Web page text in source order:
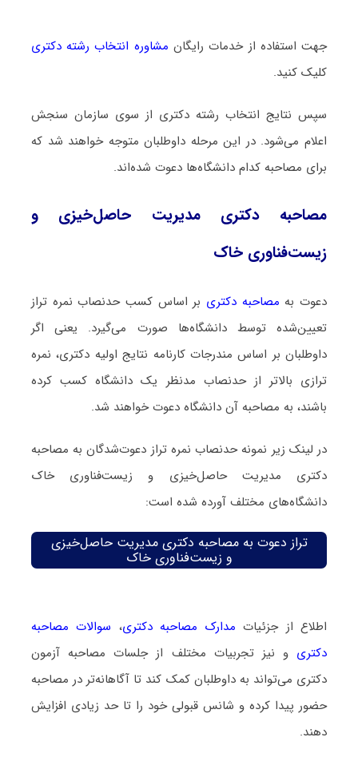
جهت استفاده از خدمات رایگان مشاوره انتخاب رشته دکتری
کلیک کنید.
سپس نتایج انتخاب رشته دکتری از سوی سازمان سنجش
اعلام می‌شود. در این مرحله داوطلبان متوجه خواهند شد که
برای مصاحبه کدام دانشگاه‌ها دعوت شده‌اند.
مصاحبه دکتری مدیریت حاصل‌خیزی و
زیست‌فناوری خاک
دعوت به مصاحبه دکتری بر اساس کسب حدنصاب نمره تراز
تعیین‌شده توسط دانشگاه‌ها صورت می‌گیرد. یعنی اگر
داوطلبان بر اساس مندرجات کارنامه نتایج اولیه دکتری، نمره
ترازی بالاتر از حدنصاب مدنظر یک دانشگاه کسب کرده
باشند، به مصاحبه آن دانشگاه دعوت خواهند شد.
در لینک زیر نمونه حدنصاب نمره تراز دعوت‌شدگان به مصاحبه
دکتری مدیریت حاصل‌خیزی و زیست‌فناوری خاک
دانشگاه‌های مختلف آورده شده است:
تراز دعوت به مصاحبه دکتری مدیریت حاصل‌خیزی
و زیست‌فناوری خاک
اطلاع از جزئیات مدارک مصاحبه دکتری، سوالات مصاحبه
دکتری و نیز تجربیات مختلف از جلسات مصاحبه آزمون
دکتری می‌تواند به داوطلبان کمک کند تا آگاهانه‌تر در مصاحبه
حضور پیدا کرده و شانس قبولی خود را تا حد زیادی افزایش
دهند.